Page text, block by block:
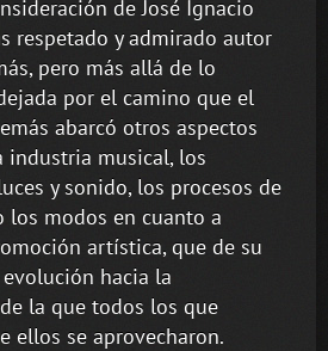
de José Ignacio
respetado y admirado autor
pero más allá de lo
por el camino que el
abarcó otros aspectos
industria musical, los
y sonido, los procesos de
los modos en cuanto a
artística, que de su
hacia la
la que todos los que
ellos se aprovecharon.